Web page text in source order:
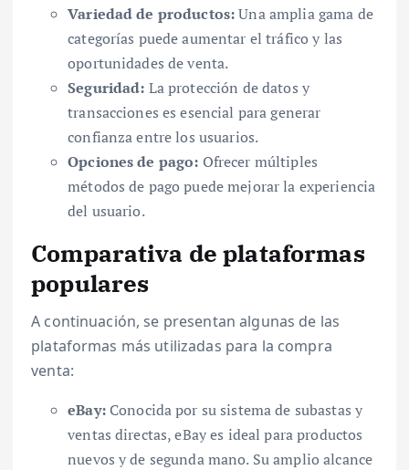
Variedad de productos:Una amplia gama de
categorías puede aumentar el tráfico y las
oportunidades de venta.
Seguridad: La protección de datos y
transacciones es esencial para generar
confianza entre los usuarios.
Opciones de pago: Ofrecer múltiples
métodos de pago puede mejorar la experiencia
del usuario.
Comparativa de plataformas
populares
A continuación, se presentan algunas de las
plataformas más utilizadas para la compra
venta:
eBay:Conocida por su sistema de subastas y
ventas directas, eBay es ideal para productos
nuevos y de segunda mano. Su amplio alcance